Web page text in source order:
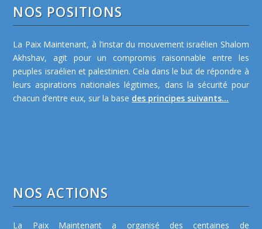
NOS POSITIONS
La Paix Maintenant, à l’instar du mouvement israélien Shalom
Akhshav, agit pour un compromis raisonnable entre les
peuples israélien et palestinien. Cela dans le but de répondre à
leurs aspirations nationales légitimes, dans la sécurité pour
chacun d’entre eux, sur la base des principes suivants...
NOS ACTIONS
La Paix Maintenant a organisé des centaines de